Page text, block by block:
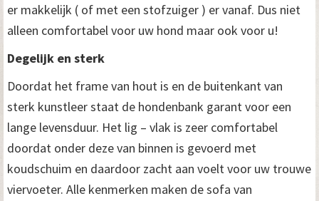
er makkelijk ( of met een stofzuiger ) er vanaf. Dus niet
alleen comfortabel voor uw hond maar ook voor u!
Degelijk en sterk
Doordat het frame van hout is en de buitenkant van
sterk kunstleer staat de hondenbank garant voor een
lange levensduur. Het lig – vlak is zeer comfortabel
doordat onder deze van binnen is gevoerd met
koudschuim en daardoor zacht aan voelt voor uw trouwe
viervoeter. Alle kenmerken maken de sofa van